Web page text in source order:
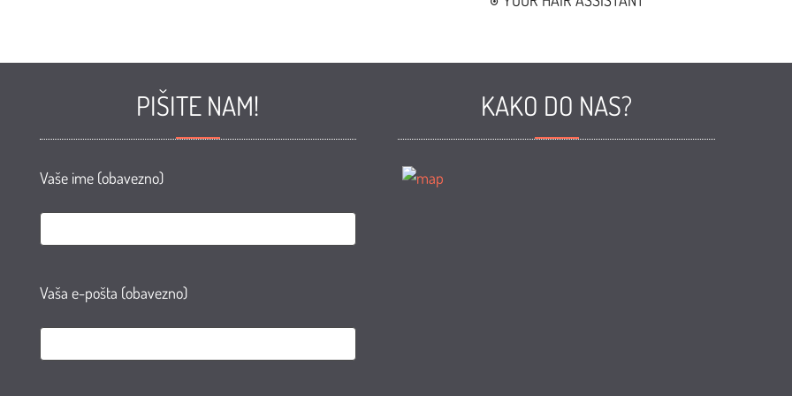
PIŠITE NAM!
Vaše ime (obavezno)
Vaša e-pošta (obavezno)
KAKO DO NAS?